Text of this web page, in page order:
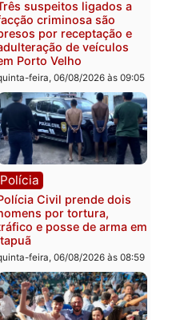
Polícia
Jovem é encontrado
na Rua dos Cravos e
é investigado pela
em RO
quinta-feira, 06/08/2026 às
Polícia
Três suspeitos ligados a
facção criminosa são
presos por receptação e
adulteração de veículos
em Porto Velho